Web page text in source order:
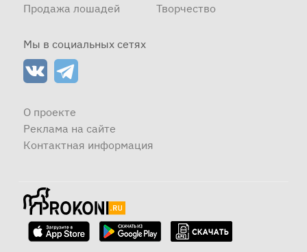
Продажа лошадей
Творчество
Мы в социальных сетях
О проекте
Реклама на сайте
Контактная информация